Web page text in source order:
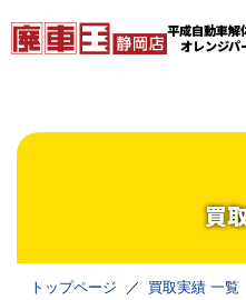
平成自動車解
オレンジパ
買
トップページ 買取実績 一覧